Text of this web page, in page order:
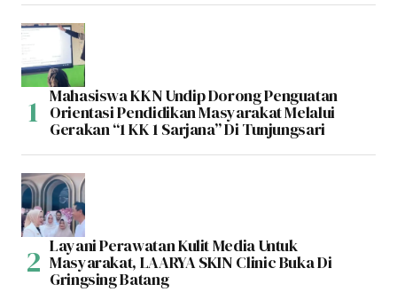
Mahasiswa KKN Undip Dorong Penguatan
Orientasi Pendidikan Masyarakat Melalui
Gerakan “1 KK 1 Sarjana” Di Tunjungsari
Layani Perawatan Kulit Media Untuk
Masyarakat, LAARYA SKIN Clinic Buka Di
Gringsing Batang